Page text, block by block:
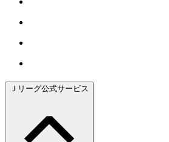
Ｊリーグ公式サービス